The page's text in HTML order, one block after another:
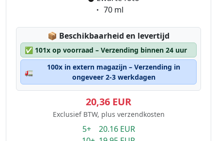
Eigenschaft:
70 ml
📦 Lagerstatus:
Beschikbaarheid en levertijd
✅ 101x op voorraad – Verzending binnen 24 uur
🚛
100x in extern magazijn – Verzending in
ongeveer 2-3 werkdagen
20,36 EUR
Exclusief BTW, plus verzendkosten
5+ 20.16 EUR